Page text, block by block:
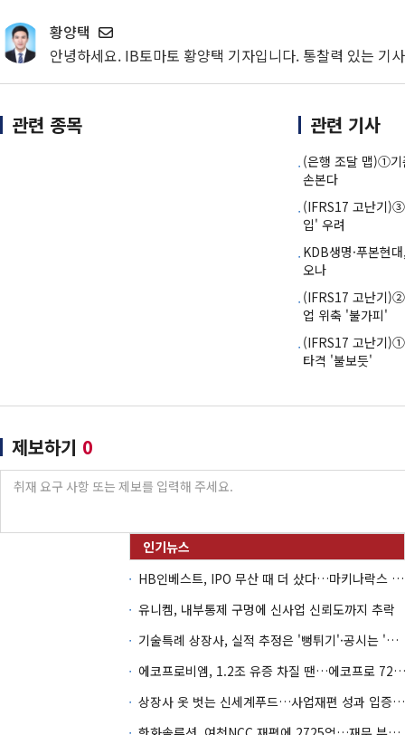
황양택
안녕하세요. IB토마토 황양택 기자입니다. 통찰력 있는 기
관련 종목 관련 기사
(은행 조달 맵)①
손본다
(IFRS17 고난기
입' 우려
KDB생명·푸본현
오나
(IFRS17 고난기
업 위축 '불가피'
(IFRS17 고난기
타격 '불보듯'
제보하기 0
HB인베스트, IPO 무산 때 더 샀다…마키나락스 투자 2.7배 회수
유니켐, 내부통제 구멍에 신사업 신뢰도까지 추락
기술특례 상장사, 실적 추정은 '뻥튀기'·공시는 '누락'
에코프로비엠, 1.2조 유증 차질 땐…에코프로 7270억 '독박'
상장사 옷 벗는 신세계푸드…사업재편 성과 입증할까